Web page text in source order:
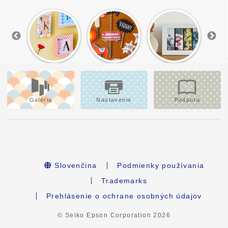
Galéria Nastavenie Podpora
Slovenčina
Podmienky používania
Trademarks
Prehlásenie o ochrane osobných údajov
© Seiko Epson Corporation 2026